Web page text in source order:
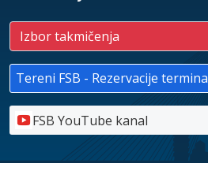
Tereni FSB - Rezervacije termina
FSB YouTube kanal